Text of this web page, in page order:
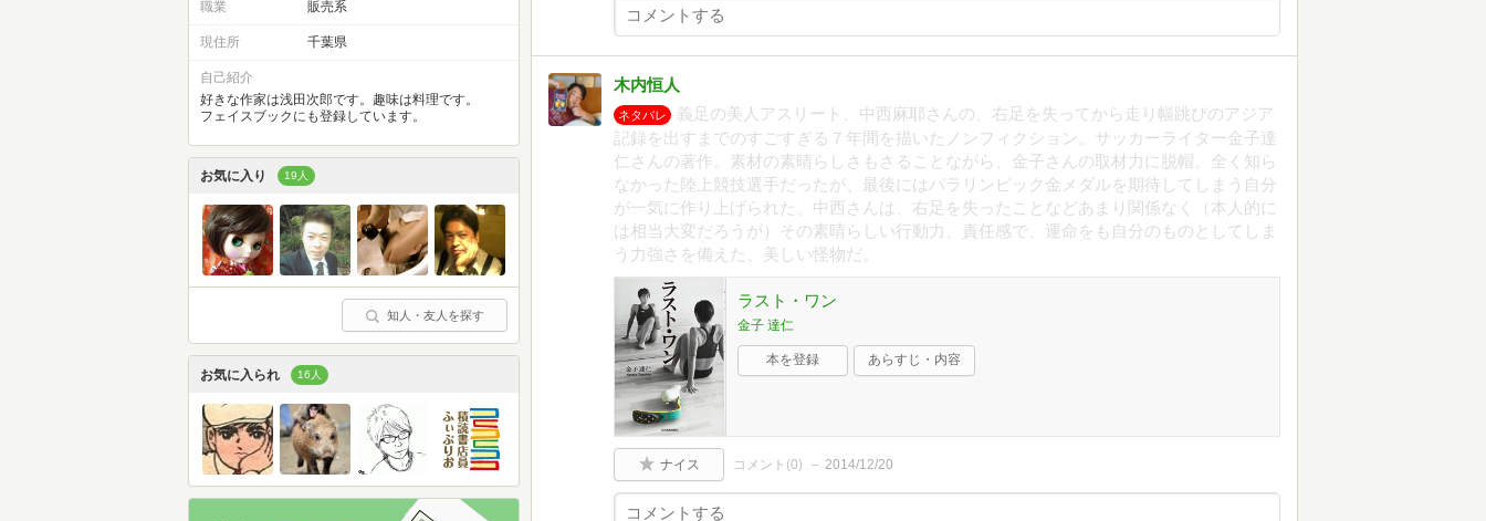
木内恒人
ネタバレ
義足の美人アスリート、中西麻耶さんの、右足を失ってから走り幅跳びのアジア
記録を出すまでのすごすぎる７年間を描いたノンフィクション。サッカーライター金子達
仁さんの著作。素材の素晴らしさもさることながら、金子さんの取材力に脱帽。全く知ら
なかった陸上競技選手だったが、最後にはパラリンピック金メダルを期待してしまう自分
が一気に作り上げられた。中西さんは、右足を失ったことなどあまり関係なく（本人的に
は相当大変だろうが）その素晴らしい行動力、責任感で、運命をも自分のものとしてしま
う力強さを備えた、美しい怪物だ。
ラスト・ワン
金子 達仁
本を登録 あらすじ・内容
ナイス コメント(0) 2014/12/20
職業 販売系
現住所 千葉県
自己紹介
好きな作家は浅田次郎です。趣味は料理です。
フェイスブックにも登録しています。
お気に入り 19人
知人・友人を探す
お気に入られ 16人